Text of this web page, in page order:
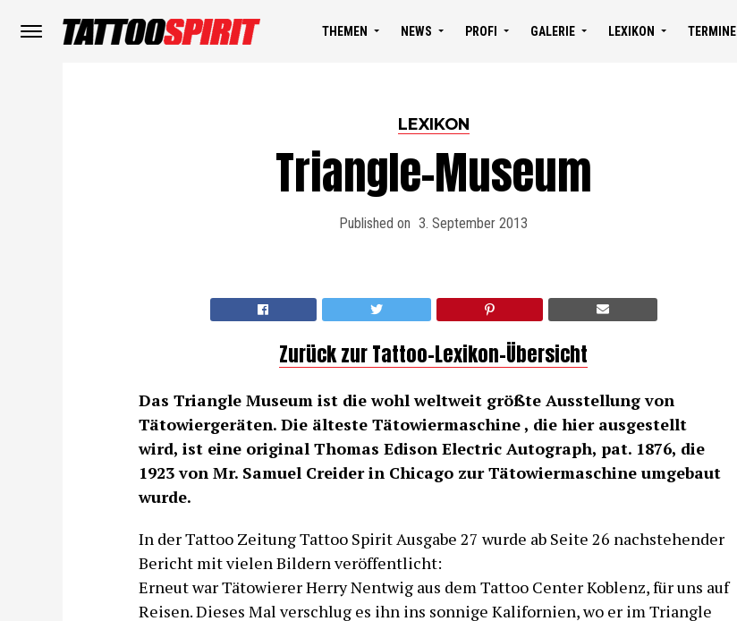
THEMEN NEWS PROFI GALERIE LEXIKON TERMINE
LEXIKON
Triangle-Museum
Published on 3. September 2013
Zurück zur Tattoo-Lexikon-Übersicht
Das Triangle Museum ist die wohl weltweit größte Ausstellung von
Tätowiergeräten. Die älteste Tätowiermaschine , die hier ausgestellt
wird, ist eine original Thomas Edison Electric Autograph, pat. 1876, die
1923 von Mr. Samuel Creider in Chicago zur Tätowiermaschine umgebaut
wurde.
In der Tattoo Zeitung Tattoo Spirit Ausgabe 27 wurde ab Seite 26 nachstehender
Bericht mit vielen Bildern veröffentlicht:
Erneut war Tätowierer Herry Nentwig aus dem Tattoo Center Koblenz, für uns auf
Reisen. Dieses Mal verschlug es ihn ins sonnige Kalifornien, wo er im Triangle